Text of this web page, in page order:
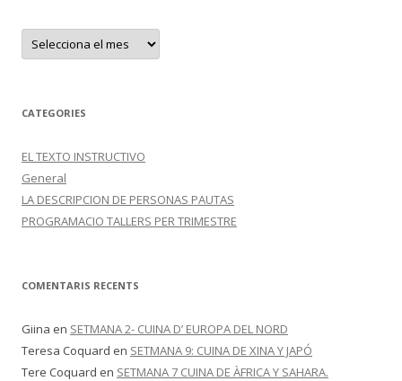
A
T
E
S
X
I
V
A
T
S
CATEGORIES
EL TEXTO INSTRUCTIVO
General
LA DESCRIPCION DE PERSONAS PAUTAS
PROGRAMACIO TALLERS PER TRIMESTRE
COMENTARIS RECENTS
Giina en SETMANA 2- CUINA D’ EUROPA DEL NORD
Teresa Coquard en SETMANA 9: CUINA DE XINA Y JAPÓ
Tere Coquard en SETMANA 7 CUINA DE ÀFRICA Y SAHARA.